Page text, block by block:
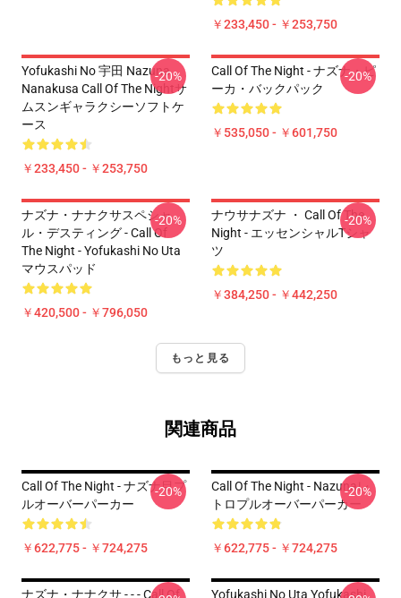
￥233,450 - ￥253,750
Yofukashi No 宇田 Nazuna
Nanakusa Call Of The Nightサ
ムスンギャラクシーソフトケ
ース
￥233,450 - ￥253,750
-20%
Call Of The Night - ナズナ・ピ
ーカ・バックパック
￥535,050 - ￥601,750
-20%
ナズナ・ナナクサスペシャ
ル・デスティング - Call Of
The Night - Yofukashi No Uta
マウスパッド
￥420,500 - ￥796,050
-20%
ナウサナズナ ・ Call Of The
Night - エッセンシャルTシャ
ツ
￥384,250 - ￥442,250
-20%
もっと見る
関連商品
Call Of The Night - ナズナ目プ
ルオーバーパーカー
￥622,775 - ￥724,275
-20%
Call Of The Night - Nazunaレ
トロプルオーバーパーカー
￥622,775 - ￥724,275
-20%
ナズナ・ナナクサ - - - Call Of
Yofukashi No Uta Yofukashi